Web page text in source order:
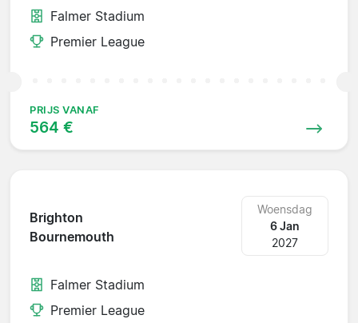
Falmer Stadium
Premier League
PRIJS VANAF
564 €
Brighton
Bournemouth
Woensdag
6 Jan
2027
Falmer Stadium
Premier League